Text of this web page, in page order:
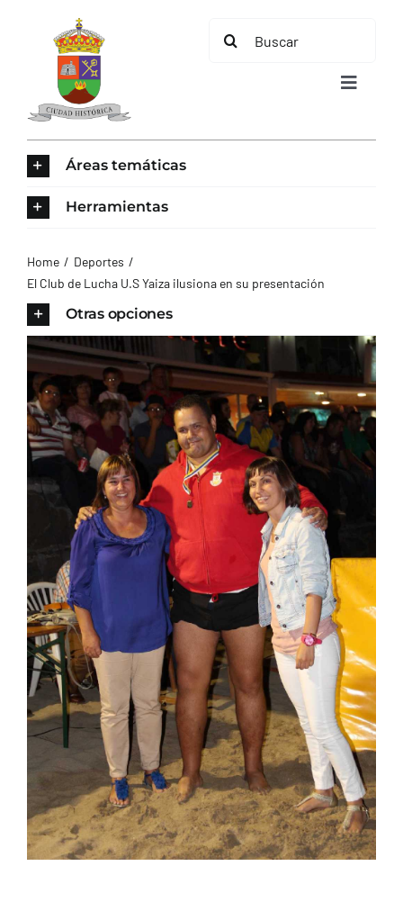
contenido
Buscar:
Toggle
AYUNTAMIENTO
TURISMO
CONTACTO
Áreas temáticas
Herramientas
Home
Deportes
El Club de Lucha U.S Yaiza ilusiona en su presentación
Otras opciones